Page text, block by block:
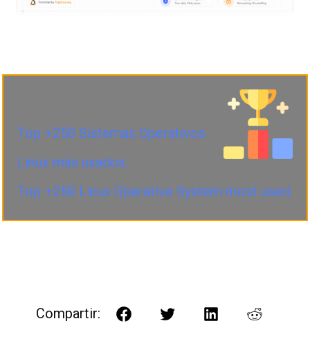
Top +250 Sistemas Operativos
Linux más usados.
Top +250 Linux Operative System most used.
Compartir: FacebookTwitterLinkedInReddit